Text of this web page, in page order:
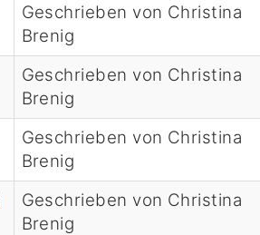
Geschrieben von Christina
Brenig
Geschrieben von Christina
Brenig
Geschrieben von Christina
Brenig
Geschrieben von Christina
Brenig